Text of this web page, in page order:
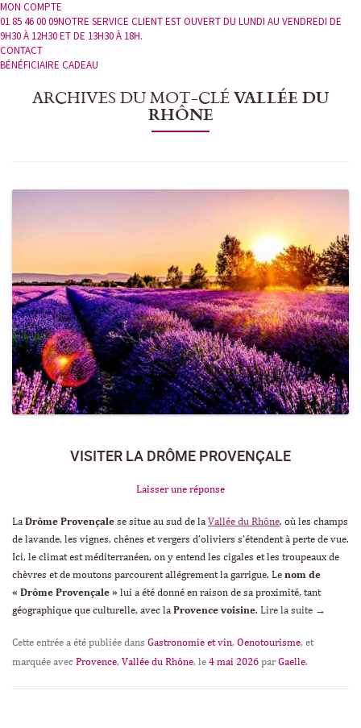
MON COMPTE
01 85 46 00 09NOTRE SERVICE CLIENT EST OUVERT DU LUNDI AU VENDREDI DE
9H30 À 12H30 ET DE 13H30 À 18H.
CONTACT
BÉNÉFICIAIRE CADEAU
ARCHIVES DU MOT-CLÉVALLÉE DU
RHÔNE
VISITER LA DRÔME PROVENÇALE
Laisser une réponse
La Drôme Provençale se situe au sud de la Vallée du Rhône, où les champs
de lavande, les vignes, chênes et vergers d’oliviers s’étendent à perte de vue.
Ici, le climat est méditerranéen, on y entend les cigales et les troupeaux de
chèvres et de moutons parcourent allégrement la garrigue. Le nom de
« Drôme Provençale » lui a été donné en raison de sa proximité, tant
géographique que culturelle, avec la Provence voisine. Lire la suite →
Cette entrée a été publiée dans Gastronomie et vin, Oenotourisme, et
marquée avec Provence, Vallée du Rhône, le 4 mai 2026 par Gaelle.